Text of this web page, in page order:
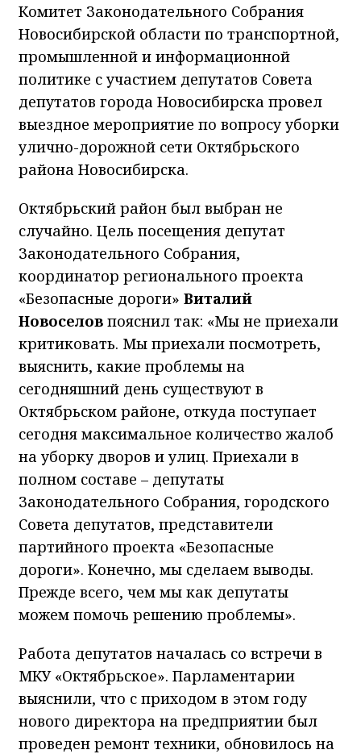
Комитет Законодательного Собрания
Новосибирской области по транспортной,
промышленной и информационной
политике с участием депутатов Совета
депутатов города Новосибирска провел
выездное мероприятие по вопросу уборки
улично-дорожной сети Октябрьского
района Новосибирска.
Октябрьский район был выбран не
случайно. Цель посещения депутат
Законодательного Собрания,
координатор регионального проекта
«Безопасные дороги» Виталий
Новоселов пояснил так: «Мы не приехали
критиковать. Мы приехали посмотреть,
выяснить, какие проблемы на
сегодняшний день существуют в
Октябрьском районе, откуда поступает
сегодня максимальное количество жалоб
на уборку дворов и улиц. Приехали в
полном составе – депутаты
Законодательного Собрания, городского
Совета депутатов, представители
партийного проекта «Безопасные
дороги». Конечно, мы сделаем выводы.
Прежде всего, чем мы как депутаты
можем помочь решению проблемы».
Работа депутатов началась со встречи в
МКУ «Октябрьское». Парламентарии
выяснили, что с приходом в этом году
нового директора на предприятии был
проведен ремонт техники, обновилось на